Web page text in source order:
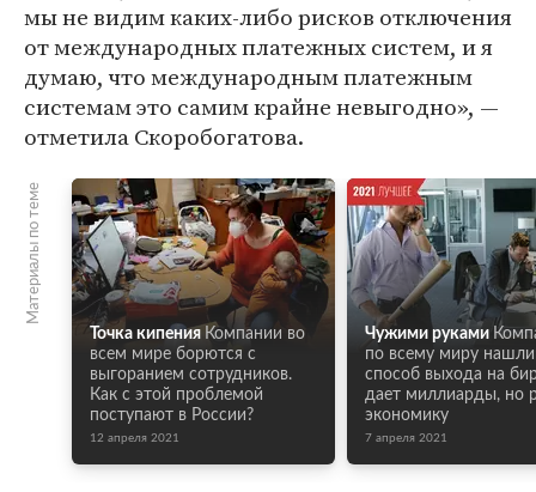
мы не видим каких-либо рисков отключения
от международных платежных систем, и я
думаю, что международным платежным
системам это самим крайне невыгодно», —
отметила Скоробогатова.
Материалы по теме
Точка кипения Компании во
всем мире борются с
выгоранием сотрудников.
Как с этой проблемой
поступают в России?
12 апреля 2021
Чужими руками
по всему миру нашли
способ выхода на
дает миллиарды, но
экономику
7 апреля 2021